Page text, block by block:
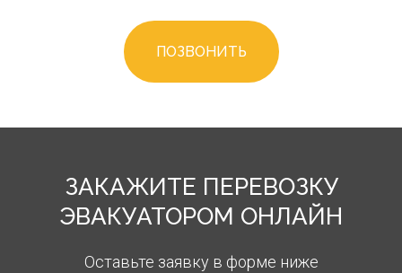
ПОЗВОНИТЬ
ЗАКАЖИТЕ ПЕРЕВОЗКУ
ЭВАКУАТОРОМ ОНЛАЙН
Оставьте заявку в форме ниже